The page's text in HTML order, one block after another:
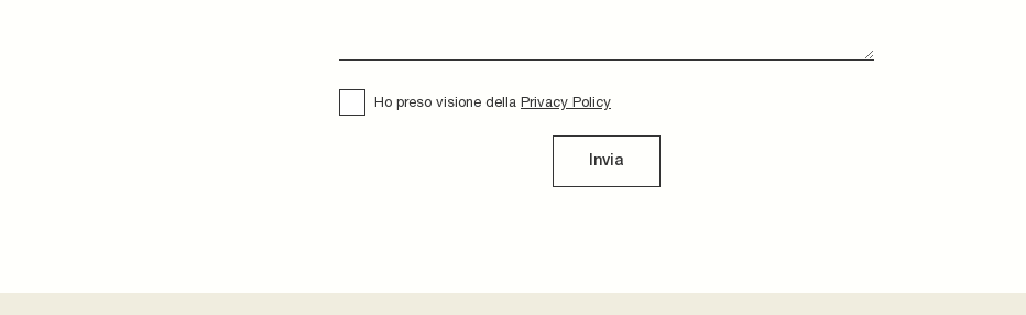
Ho preso visione della Privacy Policy
Invia